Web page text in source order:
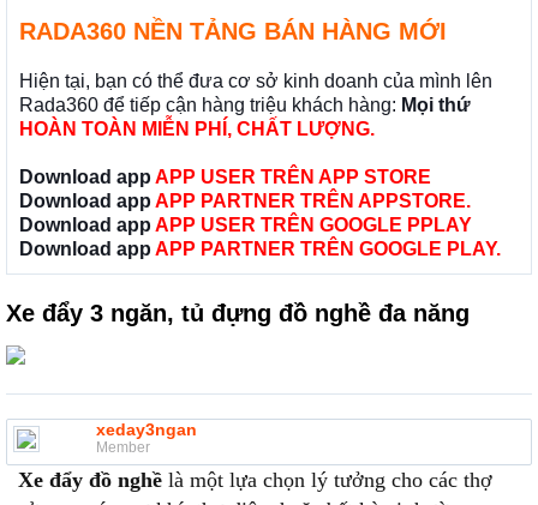
RADA360 NỀN TẢNG BÁN HÀNG MỚI
Hiện tại, bạn có thể đưa cơ sở kinh doanh của mình lên
Rada360 để tiếp cận hàng triệu khách hàng: Mọi thứ
HOÀN TOÀN MIỄN PHÍ, CHẤT LƯỢNG.
Download app APP USER TRÊN APP STORE
Download app APP PARTNER TRÊN APPSTORE.
Download app APP USER TRÊN GOOGLE PPLAY
Download app APP PARTNER TRÊN GOOGLE PLAY.
Xe đẩy 3 ngăn, tủ đựng đồ nghề đa năng
xeday3ngan
Member
Xe đẩy đồ nghề là một lựa chọn lý tưởng cho các thợ